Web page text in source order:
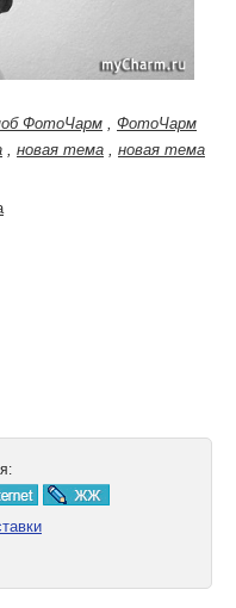
ФотоЧарм , ФотоЧарм
, новая тема , новая тема